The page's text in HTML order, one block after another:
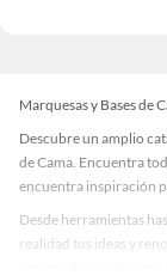
Marquesas y Bases de
Descubre un amplio
de Cama. Encuentra
encuentra inspiración
Desde herramientas
realidad tus ideas y